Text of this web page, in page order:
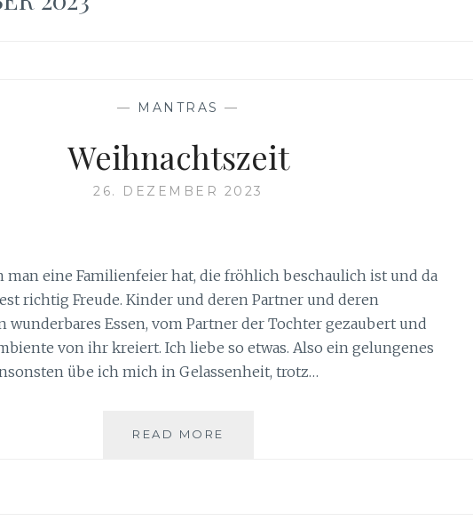
— MANTRAS —
Weihnachtszeit
26. DEZEMBER 2023
man eine Familienfeier hat, die fröhlich beschaulich ist und da
richtig Freude. Kinder und deren Partner und deren
wunderbares Essen, vom Partner der Tochter gezaubert und
von ihr kreiert. Ich liebe so etwas. Also ein gelungenes
übe ich mich in Gelassenheit, trotz…
READ MORE